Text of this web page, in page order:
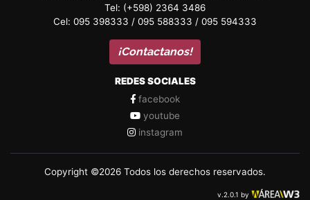
Tel: (+598) 2364 3486
Cel: 095 398333 / 095 588333 / 095 594333
¡Contactanos!
REDES SOCIALES
facebook
youtube
instagram
Copyright ©2026 Todos los derechos reservados.
v.2.0.1 by